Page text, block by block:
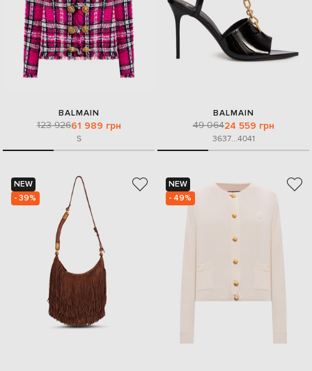
BALMAIN
123 92661 989 грн
S
BALMAIN
49 06424 559 грн
3637...4041
NEW
- 39%
NEW
- 49%